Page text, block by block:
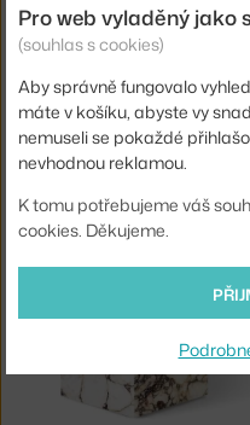
BOLIA
4 - 6 týdnů,32 475 Kč
Pro web vyladěný jako
(souhlas s cookies)
Aby správně fungovalo
máte v košíku, abyste vy
nemuseli se pokaždé
nevhodnou reklamou.
K tomu potřebujeme váš
cookies. Děkujeme.